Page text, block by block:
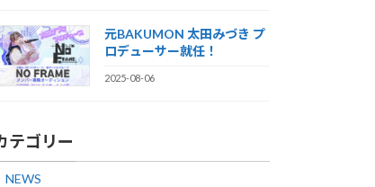
元BAKUMON 太田みづき プ
ロデューサー就任！
2025-08-06
テゴリー
NEWS